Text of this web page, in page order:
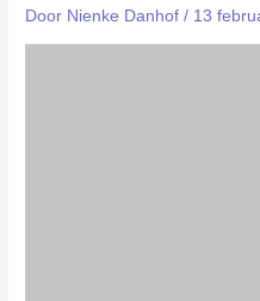
Door Nienke Danhof/ 13